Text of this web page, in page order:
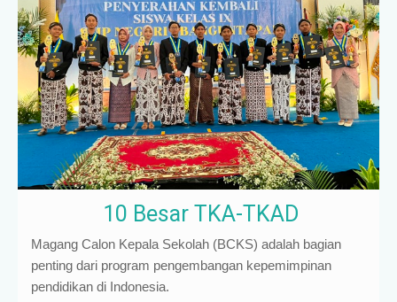
10 Besar TKA-TKAD
Magang Calon Kepala Sekolah (BCKS) adalah bagian
penting dari program pengembangan kepemimpinan
pendidikan di Indonesia.